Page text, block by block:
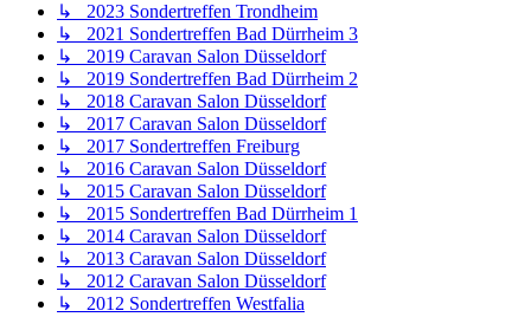
↳ 2023 Sondertreffen Trondheim
↳ 2021 Sondertreffen Bad Dürrheim 3
↳ 2019 Caravan Salon Düsseldorf
↳ 2019 Sondertreffen Bad Dürrheim 2
↳ 2018 Caravan Salon Düsseldorf
↳ 2017 Caravan Salon Düsseldorf
↳ 2017 Sondertreffen Freiburg
↳ 2016 Caravan Salon Düsseldorf
↳ 2015 Caravan Salon Düsseldorf
↳ 2015 Sondertreffen Bad Dürrheim 1
↳ 2014 Caravan Salon Düsseldorf
↳ 2013 Caravan Salon Düsseldorf
↳ 2012 Caravan Salon Düsseldorf
↳ 2012 Sondertreffen Westfalia